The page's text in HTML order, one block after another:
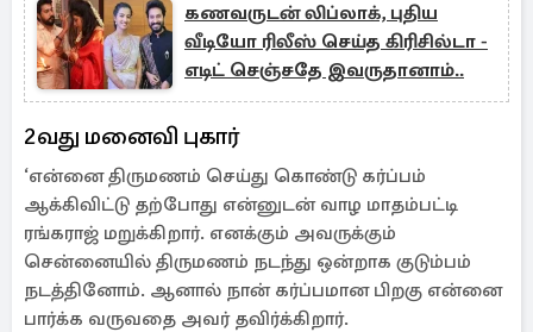
கணவருடன் லிப்லாக், புதிய
வீடியோ ரிலீஸ் செய்த கிரிசில்டா -
எடிட் செஞ்சதே இவருதானாம்..
2வது மனைவி புகார்
‘என்னை திருமணம் செய்து கொண்டு கர்ப்பம்
ஆக்கிவிட்டு தற்போது என்னுடன் வாழ மாதம்பட்டி
ரங்கராஜ் மறுக்கிறார். எனக்கும் அவருக்கும்
சென்னையில் திருமணம் நடந்து ஒன்றாக குடும்பம்
நடத்தினோம். ஆனால் நான் கர்ப்பமான பிறகு என்னை
பார்க்க வருவதை அவர் தவிர்க்கிறார்.